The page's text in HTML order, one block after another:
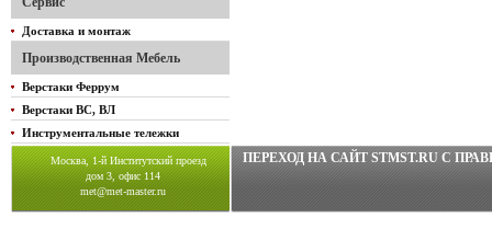
Доставка и монтаж
Производственная Мебель
Верстаки Феррум
Верстаки ВС, ВЛ
Инструментальные тележки
Москва, 1-й Институтский проезд
дом 3, офис 114
met@met-master.ru
ПЕРЕХОД НА САЙТ STMST.RU C